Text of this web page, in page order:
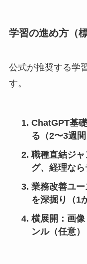
学習の進め方（
公式が推奨する学
す。
ChatGPT基礎
る（2〜3週間
職種直結ジャ
グ、経理なら
業務改善ユ
を深掘り（1
横展開 ：画
ンル（任意）